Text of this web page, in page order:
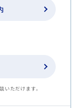
いただけます。